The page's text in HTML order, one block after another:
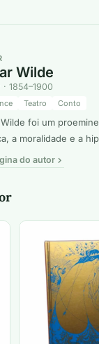
Wilde
· 1854–1900
Teatro Conto
foi um
a moralidade e a
do autor